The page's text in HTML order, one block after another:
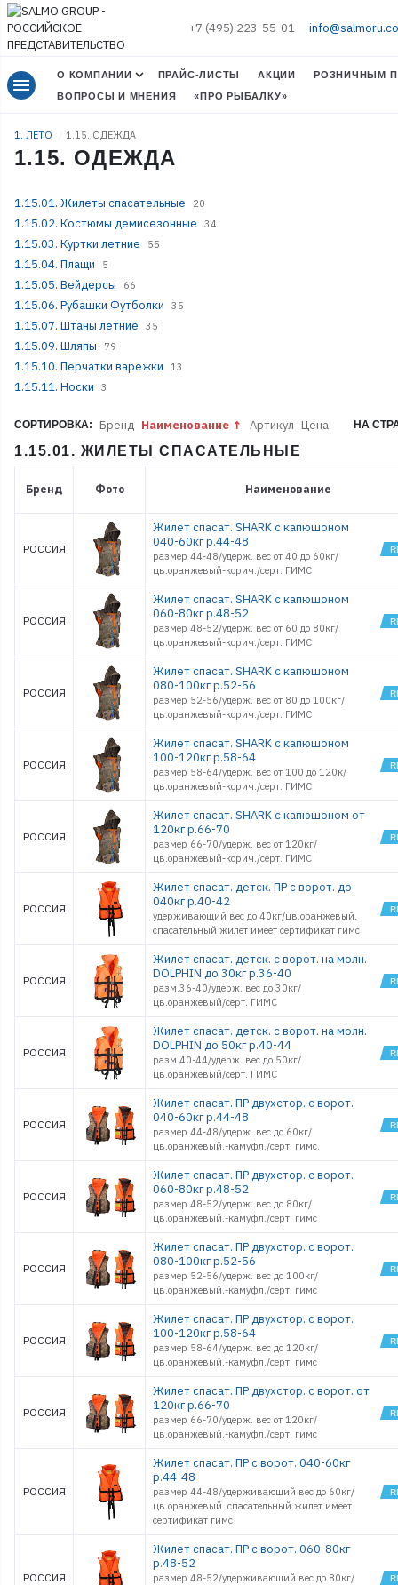
+7 (495) 223-55-01
menu О КОМПАНИИ ПРАЙС-ЛИСТЫ АКЦИИ
РОЗНИЧНЫМ
ВОПРОСЫ И МНЕНИЯ
«ПРО РЫБАЛКУ»
1. ЛЕТО 1.15. ОДЕЖДА
1.15. ОДЕЖДА
1.15.01. Жилеты спасательные 20
1.15.02. Костюмы демисезонные 34
1.15.03. Куртки летние 55
1.15.04. Плащи 5
1.15.05. Вейдерсы 66
1.15.06. Рубашки Футболки 35
1.15.07. Штаны летние 35
1.15.09. Шляпы 79
1.15.10. Перчатки варежки 13
1.15.11. Носки 3
СОРТИРОВКА: Бренд Наименование Артикул Цена НА
1.15.01. ЖИЛЕТЫ СПАСАТЕЛЬНЫЕ
Бренд Фото Наименование
РОССИЯ
Жилет спасат. SHARK с капюшоном
040-60кг р.44-48
размер 44-48/удерж. вес от 40 до 60кг/
цв.оранжевый-корич./серт. ГИМС
РОССИЯ
Жилет спасат. SHARK с капюшоном
060-80кг р.48-52
размер 48-52/удерж. вес от 60 до 80кг/
цв.оранжевый-корич./серт. ГИМС
РОССИЯ
Жилет спасат. SHARK с капюшоном
080-100кг р.52-56
размер 52-56/удерж. вес от 80 до 100кг/
цв.оранжевый-корич./серт. ГИМС
РОССИЯ
Жилет спасат. SHARK с капюшоном
100-120кг р.58-64
размер 58-64/удерж. вес от 100 до 120к/
цв.оранжевый-корич./серт. ГИМС
РОССИЯ
Жилет спасат. SHARK с капюшоном от
120кг р.66-70
размер 66-70/удерж. вес от 120кг/
цв.оранжевый-корич./серт. ГИМС
РОССИЯ
Жилет спасат. детск. ПР с ворот. до
040кг р.40-42
удерживающий вес до 40кг/цв.оранжевый.
спасательный жилет имеет сертификат гимс
РОССИЯ
Жилет спасат. детск. с ворот. на молн.
DOLPHIN до 30кг р.36-40
разм.36-40/удерж. вес до 30кг/
цв.оранжевый/серт. ГИМС
РОССИЯ
Жилет спасат. детск. с ворот. на молн.
DOLPHIN до 50кг р.40-44
разм.40-44/удерж. вес до 50кг/
цв.оранжевый/серт. ГИМС
РОССИЯ
Жилет спасат. ПР двухстор. с ворот.
040-60кг р.44-48
размер 44-48/удерж. вес до 60кг/
цв.оранжевый.-камуфл./серт. гимс.
РОССИЯ
Жилет спасат. ПР двухстор. с ворот.
060-80кг р.48-52
размер 48-52/удерж. вес до 80кг/
цв.оранжевый.-камуфл./серт. гимс
РОССИЯ
Жилет спасат. ПР двухстор. с ворот.
080-100кг р.52-56
размер 52-56/удерж. вес до 100кг/
цв.оранжевый.-камуфл./серт. гимс
РОССИЯ
Жилет спасат. ПР двухстор. с ворот.
100-120кг р.58-64
размер 58-64/удерж. вес до 120кг/
цв.оранжевый.-камуфл./серт. гимс
РОССИЯ
Жилет спасат. ПР двухстор. с ворот. от
120кг р.66-70
размер 66-70/удерж. вес от 120кг/
цв.оранжевый.-камуфл./серт. гимс
РОССИЯ
Жилет спасат. ПР с ворот. 040-60кг
р.44-48
размер 44-48/удерживающий вес до 60кг/
цв.оранжевый. спасательный жилет имеет
сертификат гимс
РОССИЯ
Жилет спасат. ПР с ворот. 060-80кг
р.48-52
размер 48-52/удерживающий вес до 80кг/